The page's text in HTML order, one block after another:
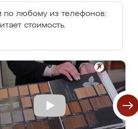
по любому из телефонов:
стоимость.